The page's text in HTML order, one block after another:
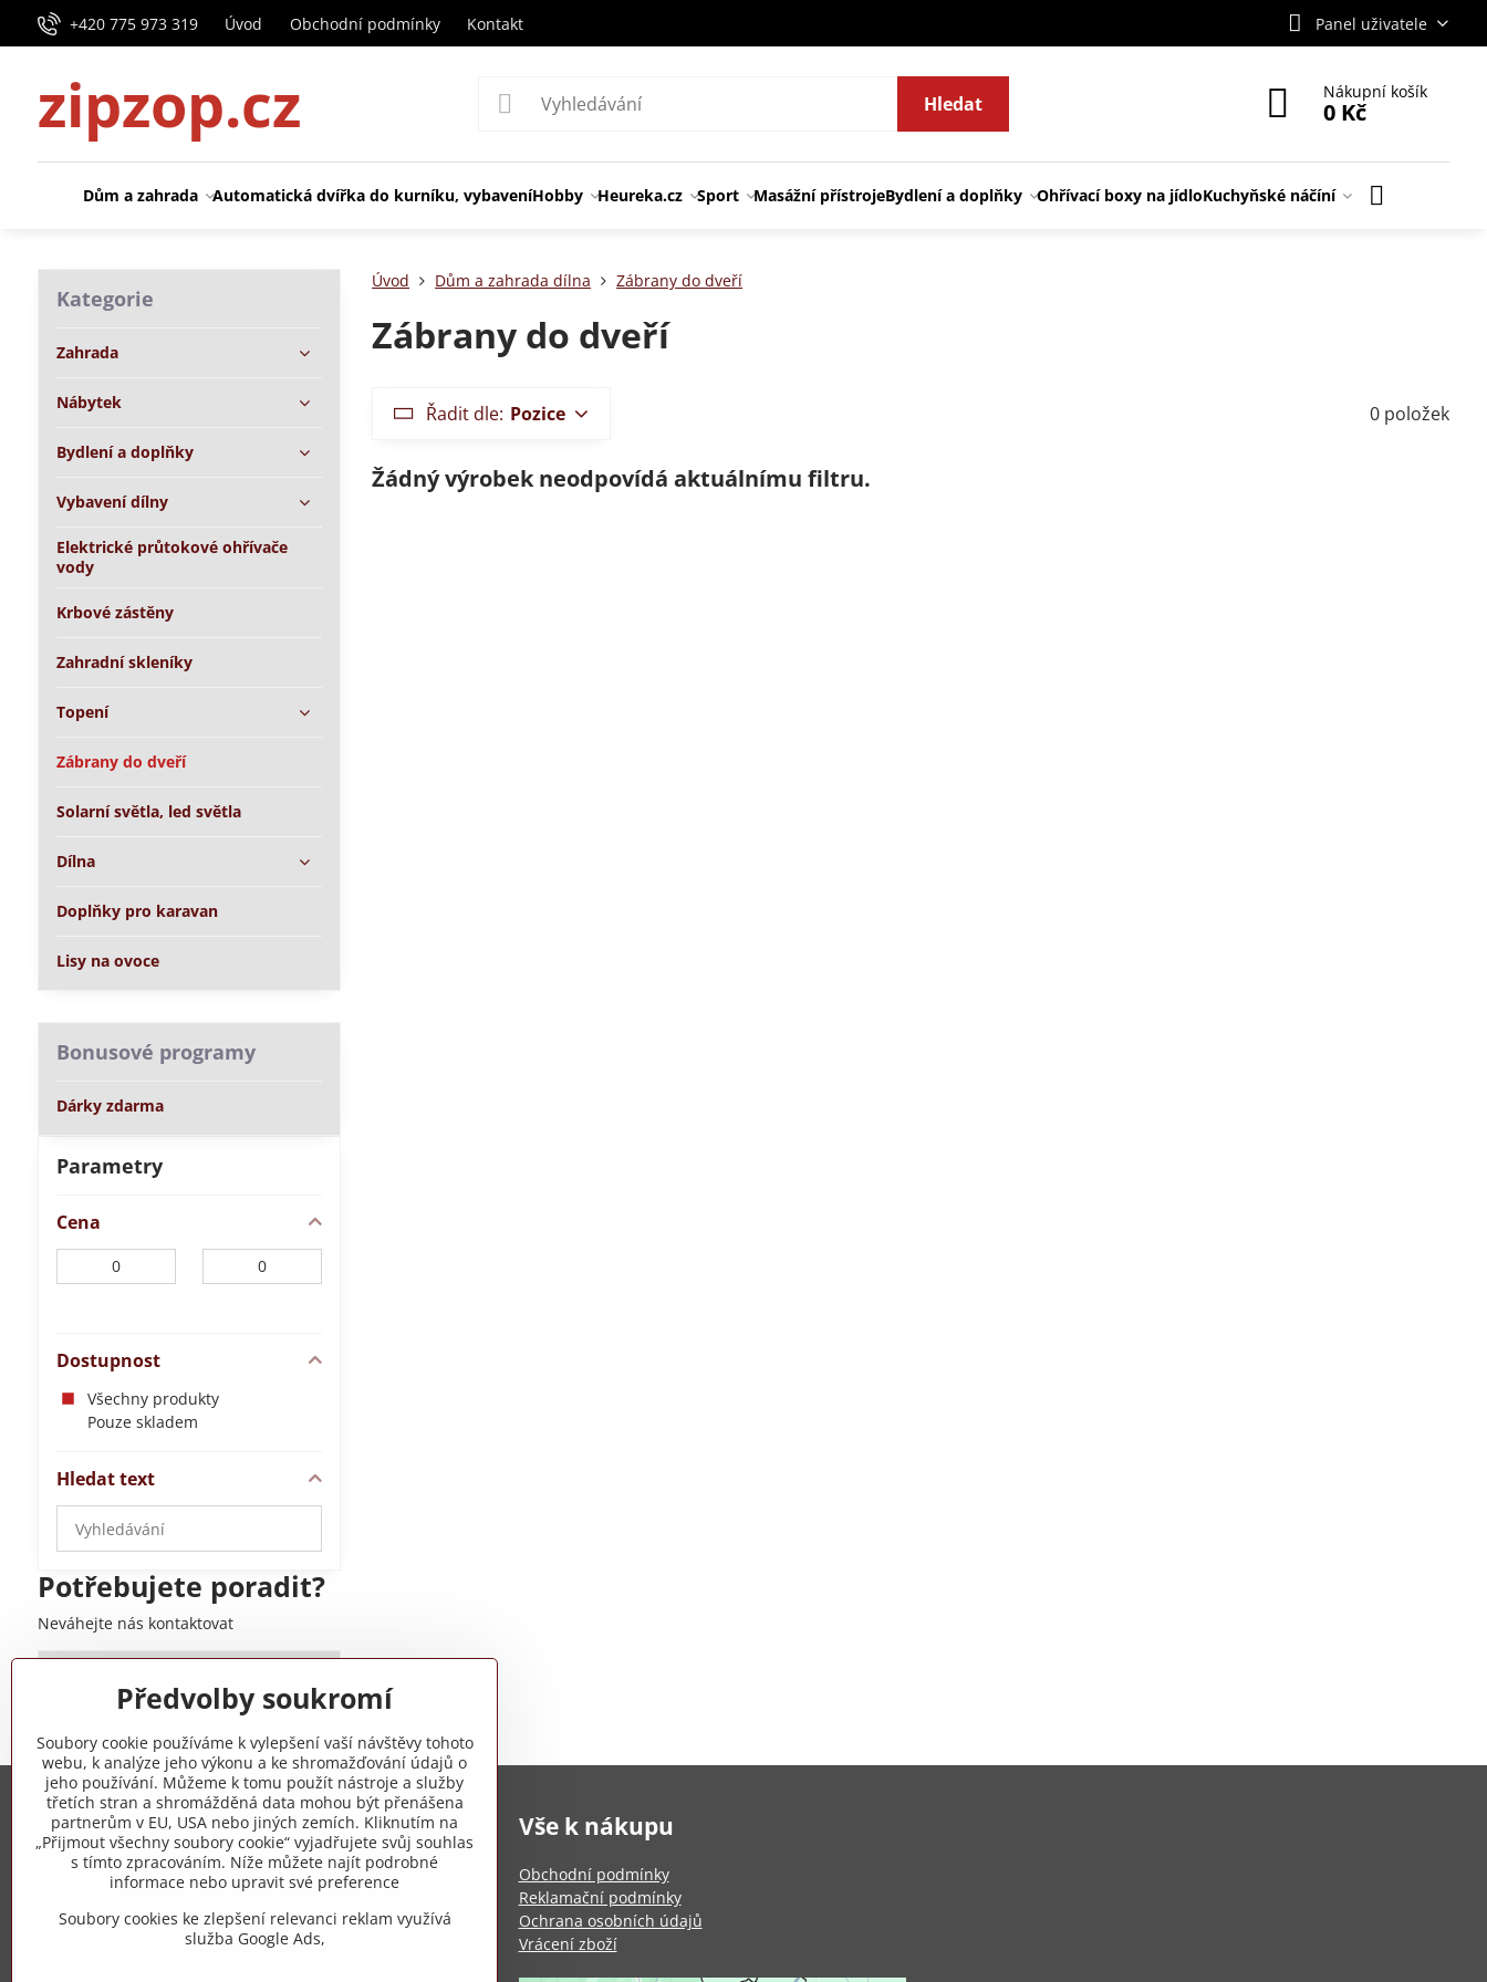
+420 775 973 319 Úvod Obchodní podmínky Kontakt Panel uživatele
zipzop.cz Hledat
Nákupní košík
0 Kč
Dům a zahrada Automatická dvířka do kurníku, vybaveníHobby Heureka.cz Sport Masážní přístrojeBydlení a doplňky Ohřívací boxy na jídloKuchyňské náčíní
Úvod Dům a zahrada dílna Zábrany do dveří
Zábrany do dveří
Řadit dle: Pozice 0 položek
Parametry
Cena
Dostupnost
Všechny produkty
Pouze skladem
Hledat text
Prohledat
výsledky
filtru
fulltextem
Potřebujete poradit?
Neváhejte nás kontaktovat
+420 775 973 319
Kategorie
Zahrada
Nábytek
Bydlení a doplňky
Vybavení dílny
Elektrické průtokové ohřívače
vody
Krbové zástěny
Zahradní skleníky
Topení
Zábrany do dveří
Solarní světla, led světla
Dílna
Doplňky pro karavan
Lisy na ovoce
Bonusové programy
Dárky zdarma
Trovita s.r.o.
+420 775 973 319
info​@zipzop​.cz
Vše k nákupu
Obchodní podmínky
Reklamační podmínky
Ochrana osobních údajů
Vrácení zboží
Předvolby soukromí
Soubory cookie používáme k vylepšení vaší návštěvy tohoto
webu, k analýze jeho výkonu a ke shromažďování údajů o
jeho používání. Můžeme k tomu použít nástroje a služby
třetích stran a shromážděná data mohou být přenášena
partnerům v EU, USA nebo jiných zemích. Kliknutím na
„Přijmout všechny soubory cookie“ vyjadřujete svůj souhlas
s tímto zpracováním. Níže můžete najít podrobné
informace nebo upravit své preference
Soubory cookies ke zlepšení relevanci reklam využívá
služba Google Ads,